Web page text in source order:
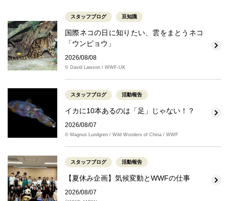
スタッフブログ 豆知識
国際ネコの日に知りたい、雲をまとうネコ
「ウンピョウ」
2026/08/08
© David Lawson / WWF-UK
スタッフブログ 活動報告
イカに10本あるのは「足」じゃない！？
2026/08/07
© Magnus Lundgren / Wild Wonders of China / WWF
スタッフブログ 活動報告
【夏休み企画】気候変動とWWFの仕事
2026/08/07